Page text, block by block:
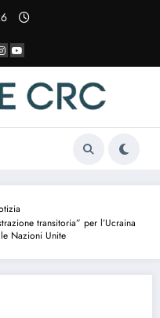
transitoria” per l’Ucraina
Nazioni Unite